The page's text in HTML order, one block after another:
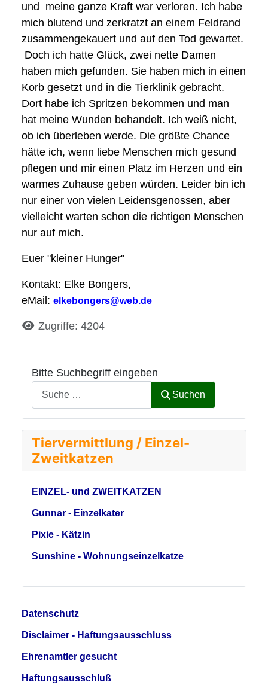
Bitte Suchbegriff eingeben
Suchen
Tiervermittlung / Einzel-
Zweitkatzen
EINZEL- und ZWEITKATZEN
Gunnar - Einzelkater
Pixie - Kätzin
Sunshine - Wohnungseinzelkatze
und meine ganze Kraft war verloren. Ich habe
mich blutend und zerkratzt an einem Feldrand
zusammengekauert und auf den Tod gewartet.
Doch ich hatte Glück, zwei nette Damen
haben mich gefunden. Sie haben mich in einen
Korb gesetzt und in die Tierklinik gebracht.
Dort habe ich Spritzen bekommen und man
hat meine Wunden behandelt. Ich weiß nicht,
ob ich überleben werde. Die größte Chance
hätte ich, wenn liebe Menschen mich gesund
pflegen und mir einen Platz im Herzen und ein
warmes Zuhause geben würden. Leider bin ich
nur einer von vielen Leidensgenossen, aber
vielleicht warten schon die richtigen Menschen
nur auf mich.
Euer "kleiner Hunger"
Kontakt: Elke Bongers,
eMail: elkebongers@web.de
DetailsZugriffe: 4204
Datenschutz
Disclaimer - Haftungsausschluss
Ehrenamtler gesucht
Haftungsausschluß